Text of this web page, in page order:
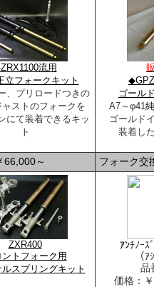
流用
立フォークキット
、プリロードつきの
ャストのフォークを
にて装着できるキッ
ト
ゴール
A7～φ41
ゴールド
装着し
～ フォーク
ZXR400
ントフォーク用
スプリングキット
ｱﾝﾁﾉｰｽ
（
品
価格：